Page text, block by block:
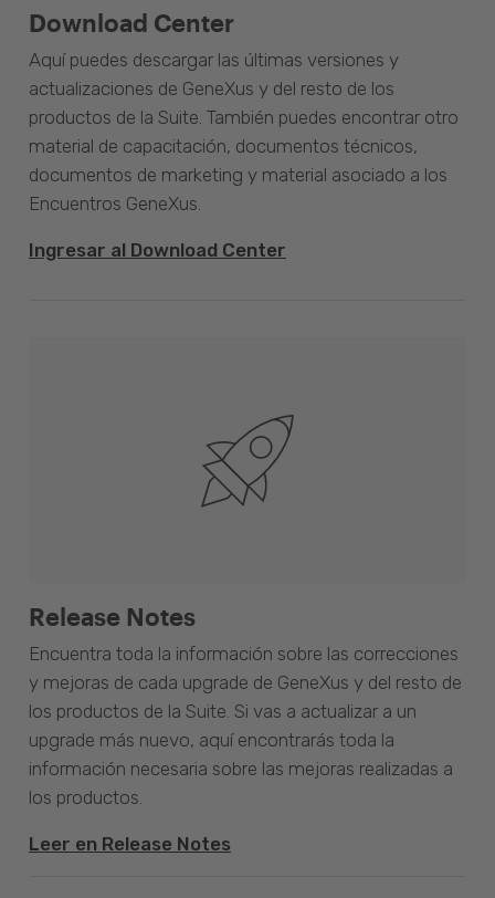
Download Center
Aquí puedes descargar las últimas versiones y
actualizaciones de GeneXus y del resto de los
productos de la Suite. También puedes encontrar otro
material de capacitación, documentos técnicos,
documentos de marketing y material asociado a los
Encuentros GeneXus.
Ingresar al Download Center
Release Notes
Encuentra toda la información sobre las correcciones
y mejoras de cada upgrade de GeneXus y del resto de
los productos de la Suite. Si vas a actualizar a un
upgrade más nuevo, aquí encontrarás toda la
información necesaria sobre las mejoras realizadas a
los productos.
Leer en Release Notes